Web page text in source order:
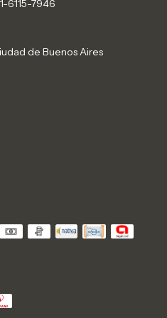
6115-7946
de Buenos Aires